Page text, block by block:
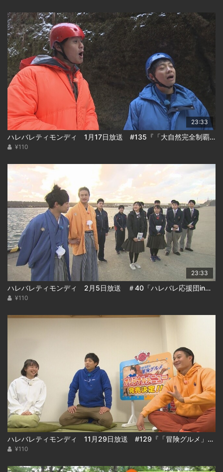
23:33
ハレバレティモンディ 1月17日放送 #135『「大自然完全制覇」支笏湖編(後編)』
¥110
23:33
ハレバレティモンディ 2月5日放送 ＃40「ハレバレ応援団in松前(後)」
¥110
ハレバレティモンディ 11月29日放送 #129『「冒険グルメ」秋の大収穫祭＆重大発表！』
¥110